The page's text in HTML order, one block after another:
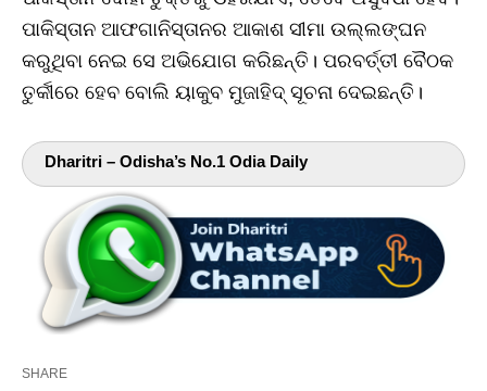
ପାକିସ୍ତାନ ଆଫଗାନିସ୍ତାନର ଆକାଶ ସୀମା ଉଲ୍ଲଙ୍ଘନ
କରୁଥିବା ନେଇ ସେ ଅଭିଯୋଗ କରିଛନ୍ତି। ପରବର୍ତ୍ତୀ ବୈଠକ
ତୁର୍କୀରେ ହେବ ବୋଲି ୟାକୁବ ମୁଜାହିଦ୍ ସୂଚନା ଦେଇଛନ୍ତି।
Dharitri – Odisha’s No.1 Odia Daily
SHARE